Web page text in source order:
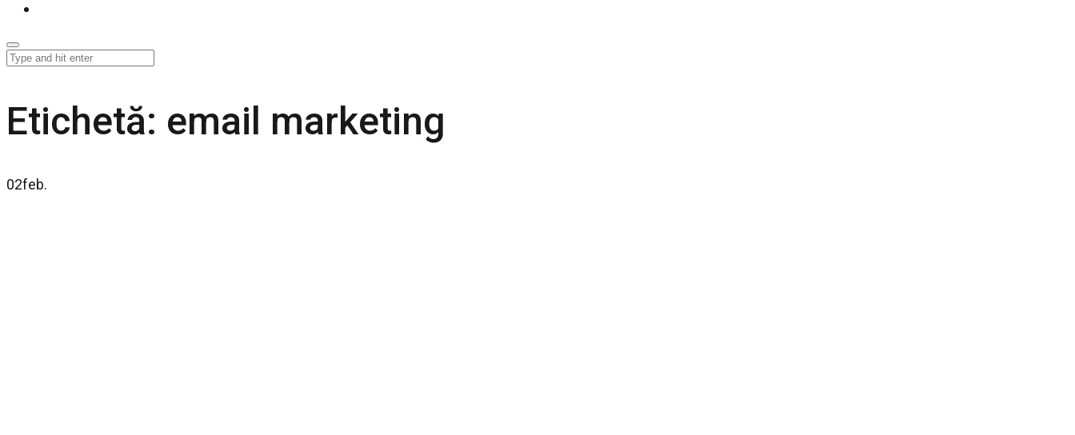
Etichetă: email marketing
02feb.